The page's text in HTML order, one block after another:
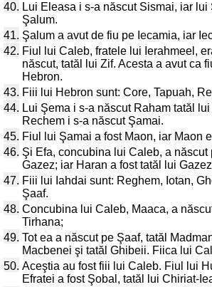
40. Lui Eleasa i s-a născut Sismai, iar
Şalum.
41. Şalum a avut de fiu pe Iecamia, iar
42. Fiul lui Caleb, fratele lui Ierahmeel,
născut, tatăl lui Zif. Acesta a avut ca
Hebron.
43. Fiii lui Hebron sunt: Core, Tapuah,
44. Lui Şema i s-a născut Raham tatăl
Rechem i s-a născut Şamai.
45. Fiul lui Şamai a fost Maon, iar Maon
46. Şi Efa, concubina lui Caleb, a născut
Gazez; iar Haran a fost tatăl lui
47. Fiii lui Iahdai sunt: Reghem, Iotan,
Şaaf.
48. Concubina lui Caleb, Maaca, a
Tirhana;
49. Tot ea a născut pe Şaaf, tatăl
Macbenei şi tatăl Ghibeii. Fiica lui
50. Aceştia au fost fiii lui Caleb. Fiul lui
Efratei a fost Şobal, tatăl lui Chiriat-